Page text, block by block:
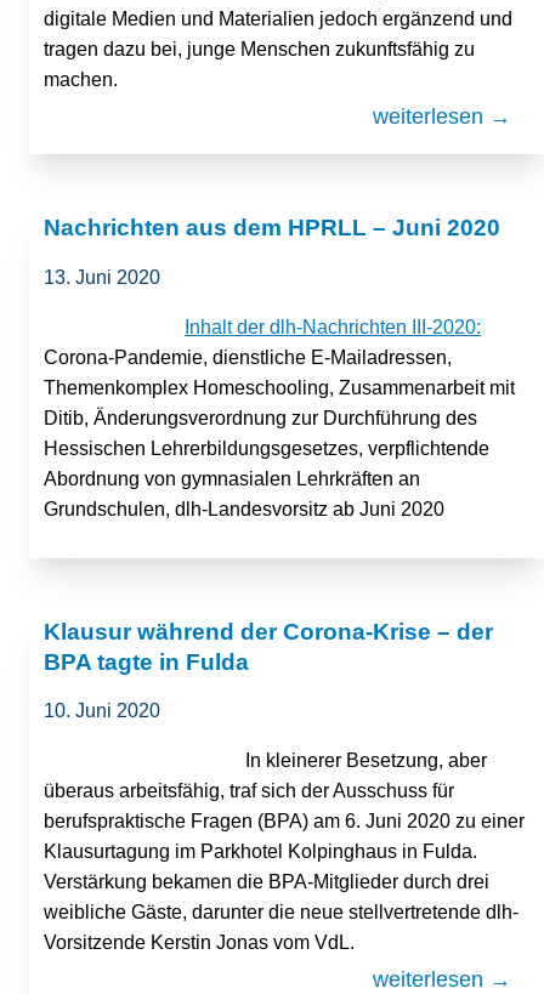
digitale Medien und Materialien jedoch ergänzend und
tragen dazu bei, junge Menschen zukunftsfähig zu
machen.
weiterlesen →
Nachrichten aus dem HPRLL – Juni 2020
13. Juni 2020
Inhalt der dlh-Nachrichten III-2020:
Corona-Pandemie, dienstliche E-Mailadressen,
Themenkomplex Homeschooling, Zusammenarbeit mit
Ditib, Änderungsverordnung zur Durchführung des
Hessischen Lehrerbildungsgesetzes, verpflichtende
Abordnung von gymnasialen Lehrkräften an
Grundschulen, dlh-Landesvorsitz ab Juni 2020
Klausur während der Corona-Krise – der
BPA tagte in Fulda
10. Juni 2020
In kleinerer Besetzung, aber
überaus arbeitsfähig, traf sich der Ausschuss für
berufspraktische Fragen (BPA) am 6. Juni 2020 zu einer
Klausurtagung im Parkhotel Kolpinghaus in Fulda.
Verstärkung bekamen die BPA-Mitglieder durch drei
weibliche Gäste, darunter die neue stellvertretende dlh-
Vorsitzende Kerstin Jonas vom VdL.
weiterlesen →